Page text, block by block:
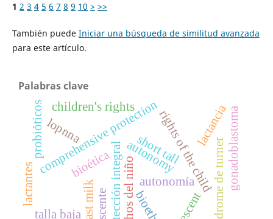
1 2 3 4 5 6 7 8 9 10 > >>
También puede Iniciar una búsqueda de similitud avanzada
para este artículo.
Palabras clave
bioética
autonomía
protección integralautonomyrights of the child
comprehensive protection
lopnna
children's rights lactancia
k síndrome de turner
talla baja
gonadoblastoma
short tall
lactantes
probióticos